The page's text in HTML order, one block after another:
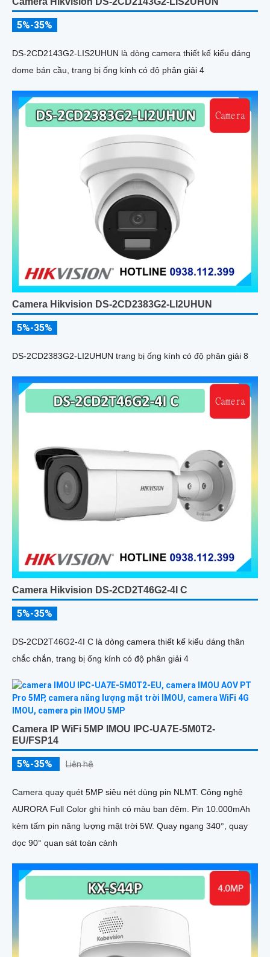
5%-35%
DS-2CD2143G2-LIS2UHUN là dòng camera thiết kế kiểu dáng
dome bán cầu, trang bị ống kính có độ phân giải 4
Camera Hikvision DS-2CD2383G2-LI2UHUN
5%-35%
DS-2CD2383G2-LI2UHUN trang bị ống kính có độ phân giải 8
Camera Hikvision DS-2CD2T46G2-4I C
5%-35%
DS-2CD2T46G2-4I C là dòng camera thiết kế kiểu dáng thân
chắc chắn, trang bị ống kính có độ phân giải 4
Camera IP WiFi 5MP IMOU IPC-UA7E-5M0T2-
EU/FSP14
5%-35% Liên hệ
Camera quay quét 5MP siêu nét dùng pin NLMT. Công nghệ
AURORA Full Color ghi hình có màu ban đêm. Pin 10.000mAh
kèm tấm pin năng lượng mặt trời 5W. Quay ngang 340°, quay
dọc 90° quan sát toàn cảnh